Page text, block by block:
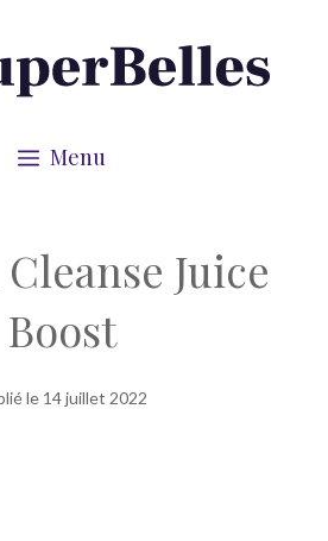
Menu
Juice
Boost
le 14 juillet 2022